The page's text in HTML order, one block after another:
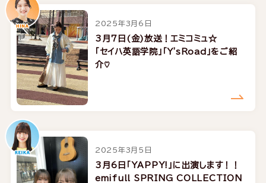
2025年3月6日
3月7日(金)放送！エミコミュ☆
「セイハ英語学院」「Y'sRoad」をご紹
介♡
2025年3月5日
3月6日「YAPPY!」に出演します！！
emifull SPRING COLLECTION